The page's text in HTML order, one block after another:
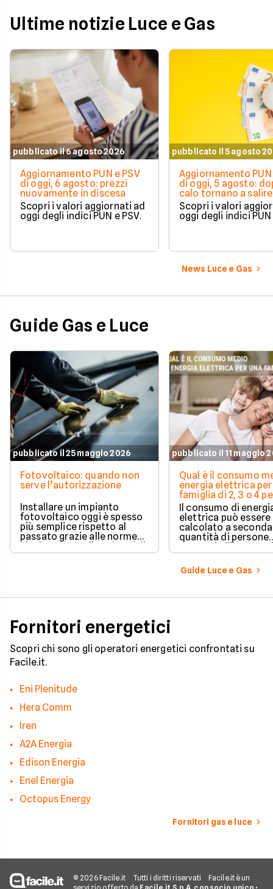
Ultime notizie Luce e Gas
pubblicato il 6 agosto 2026
Aggiornamento PUN e PSV
di oggi, 6 agosto: prezzi
nuovamente in discesa
Scopri i valori aggiornati ad
oggi degli indici PUN e PSV.
pubblicato il 5 agosto
Aggiornamento PUN
di oggi, 5 agosto:
calo tornano a
Scopri i valori
oggi degli indici PUN
News Luce e Gas
Guide Gas e Luce
pubblicato il 25 maggio 2026
Fotovoltaico: quando non
serve l’autorizzazione
Installare un impianto
fotovoltaico oggi è spesso
più semplice rispetto al
passato grazie alle norme
edilizia libera.
pubblicato il 11 maggio
Qual è il consumo
energia elettrica per
famiglia di 2, 3 o 4
Il consumo di
elettrica può essere
calcolato a
quantità di persone
determinato
numerosi i fattori
influenzano questo
considerazione per
Guide Luce e Gas
Fornitori energetici
Scopri chi sono gli operatori energetici confrontati su
Facile.it.
Eni Plenitude
Hera Comm
Iren
A2A Energia
Edison Energia
Enel Energia
Octopus Energy
Fornitori gas e luce
© 2026 Facile.it Tutti i diritti riservati
Facile.it è un